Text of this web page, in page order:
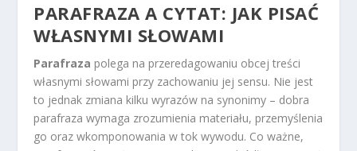
PARAFRAZA A CYTAT: JAK PISAĆ
WŁASNYMI SŁOWAMI
Parafraza polega na przeredagowaniu obcej treści
własnymi słowami przy zachowaniu jej sensu. Nie jest
to jednak zmiana kilku wyrazów na synonimy – dobra
parafraza wymaga zrozumienia materiału, przemyślenia
go oraz wkomponowania w tok wywodu. Co ważne,